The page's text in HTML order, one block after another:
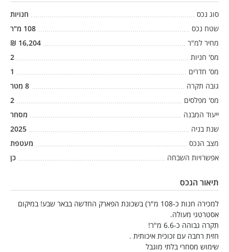
סוג נכס
חנויות
שטח נכס
108 מ"ר
מחיר למ"ר
16,204
₪
מס' חניות
2
מס' חדרים
1
גובה תקרה
8 מטר
מס' מפלסים
2
ייעוד המבנה
מסחר
שנת בניה
2025
מצב הנכס
מעטפת
אפשרויות השבחה
כן
תיאור הנכס
למכירה חנות כ-108 מ"ר) בשכונת הפארק החדשה בבאר שבע! במיקום
אסטרטגי מעולה.
תקרה גבוהה כ-6.6 מ"ר!
חזית רחבה עם זכוכית איכותית .
שימוש מסחרי בלתי מוגבל